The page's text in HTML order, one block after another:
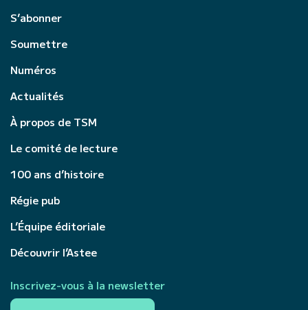
S’abonner
Soumettre
Numéros
Actualités
À propos de TSM
Le comité de lecture
100 ans d’histoire
Régie pub
L’Équipe éditoriale
Découvrir l’Astee
Inscrivez-vous à la newsletter